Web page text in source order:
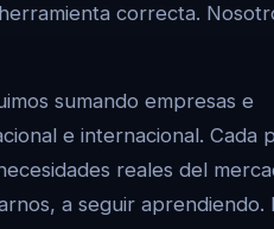
correcta.
sumando empresas e
e internacional. Cada
reales del
a seguir aprendiendo.